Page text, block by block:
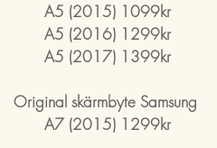
A5 (2015) 1099kr
A5 (2016) 1299kr
A5 (2017) 1399kr
Original skärmbyte Samsung
A7 (2015) 1299kr